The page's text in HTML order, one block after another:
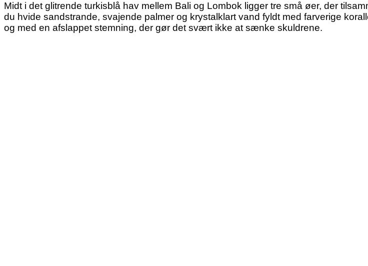
Midt i det glitrende turkisblå hav mellem Bali og Lombok ligger tre små øer, der
du hvide sandstrande, svajende palmer og krystalklart vand fyldt med farverige
og med en afslappet stemning, der gør det svært ikke at sænke skuldrene.